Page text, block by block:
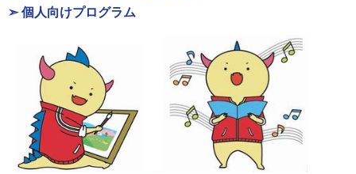
➣ 個人向けプログラム